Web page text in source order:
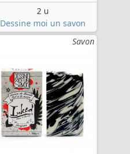
2 u
Dessine moi un savon
Savon